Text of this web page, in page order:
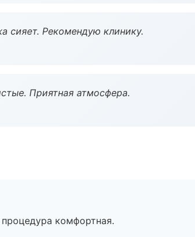
сияет. Рекомендую клинику.
Приятная атмосфера.
комфортная.